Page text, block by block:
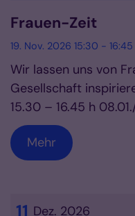
Datum: 19. November
Frauen-Zeit
19. Nov. 2026 15:30 - 16:45
Wir lassen uns von
Gesellschaft
15.30 – 16.45 h
Mehr
11 Dez. 2026